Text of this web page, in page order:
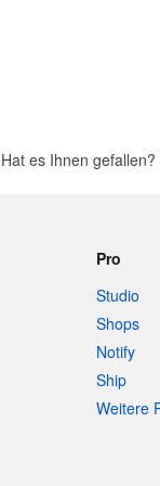
Hat es Ihnen
Pro
Studio
Shops
Notify
Ship
Weitere